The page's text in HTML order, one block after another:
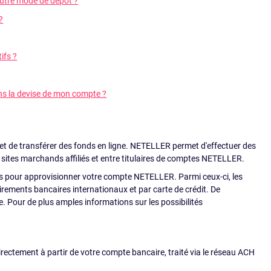
?
la devise de mon compte ?
de transférer des fonds en ligne. NETELLER permet d'effectuer des
marchands affiliés et entre titulaires de comptes NETELLER.
approvisionner votre compte NETELLER. Parmi ceux-ci, les
bancaires internationaux et par carte de crédit. De
Pour de plus amples informations sur les possibilités
à partir de votre compte bancaire, traité via le réseau ACH